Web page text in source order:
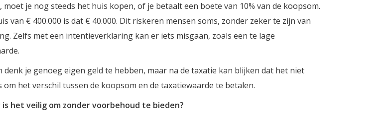
moet je nog steeds het huis kopen, of je betaalt een boete van 10% van de koopsom.
van € 400.000 is dat € 40.000. Dit riskeren mensen soms, zonder zeker te zijn van
Zelfs met een intentieverklaring kan er iets misgaan, zoals een te lage
denk je genoeg eigen geld te hebben, maar na de taxatie kan blijken dat het niet
om het verschil tussen de koopsom en de taxatiewaarde te betalen.
is het veilig om zonder voorbehoud te bieden?